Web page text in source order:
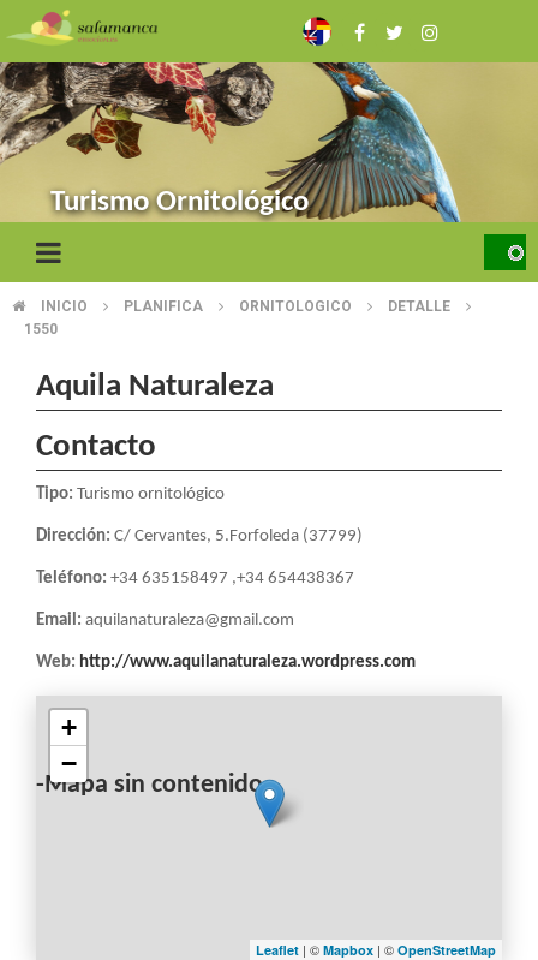
to
main
content
Turismo Ornitológico
BREADCRUMB
INICIO PLANIFICA ORNITOLOGICO
DETALLE
1550
Aquila Naturaleza
Contacto
Tipo: Turismo ornitológico
Dirección: C/ Cervantes, 5.Forfoleda (37799)
Teléfono: +34 635158497 ,+34 654438367
Email: aquilanaturaleza@gmail.com
Web: http://www.aquilanaturaleza.wordpress.com
-Mapa sin contenido-
+
−
Leaflet | © Mapbox | © OpenStreetMap